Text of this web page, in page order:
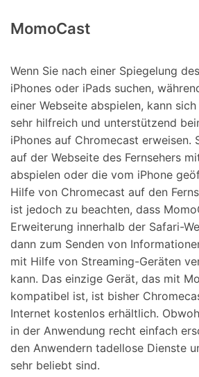
MomoCast
Wenn Sie nach einer Spiegelung
iPhones oder iPads suchen,
einer Webseite abspielen, kann
sehr hilfreich und unterstützend
iPhones auf Chromecast erweisen.
auf der Webseite des Fernsehers
abspielen oder die vom iPhone
Hilfe von Chromecast auf den
ist jedoch zu beachten, dass
Erweiterung innerhalb der Safari-
dann zum Senden von
mit Hilfe von Streaming-Geräten
kann. Das einzige Gerät, das mit
kompatibel ist, ist bisher
Internet kostenlos erhältlich.
in der Anwendung recht einfach
den Anwendern tadellose Dienste
sehr beliebt sind.